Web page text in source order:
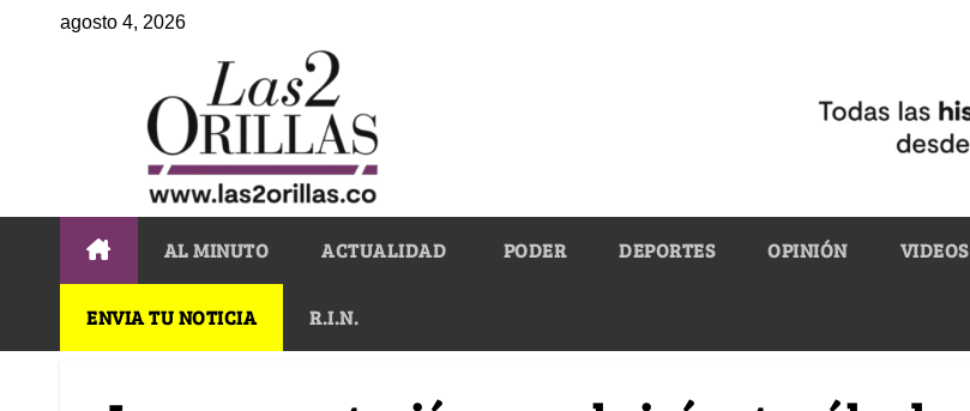
agosto 4, 2026
AL MINUTO ACTUALIDAD PODER DEPORTES OPINIÓN VIDEOS
ENVIA TU NOTICIA R.I.N.